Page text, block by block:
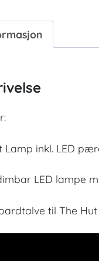
Lamp inkl. LED
LED lampe
til The Hut